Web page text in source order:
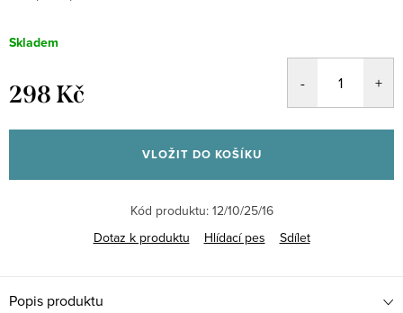
Skladem
298 Kč
cena:
VLOŽIT DO KOŠÍKU
Kód produktu: 12/10/25/16
Dotaz k produktu
Hlídací pes Sdílet
Popis produktu